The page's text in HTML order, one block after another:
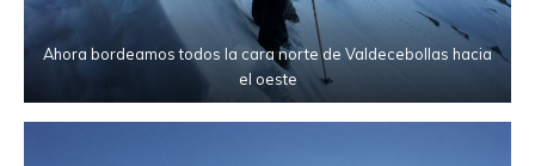
Ahora bordeamos todos la cara norte de Valdecebollas hacia
el oeste